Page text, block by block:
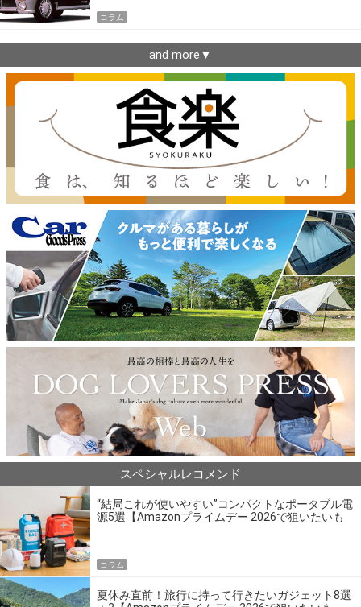
コラム
and more▼
スペシャルレコメンド
“結局これが使いやすい”コンパクトなポータブル電
源5選【Amazonプライムデー 2026で狙いたいも
コラム
夏休み直前！旅行に持って行きたいガジェット8選